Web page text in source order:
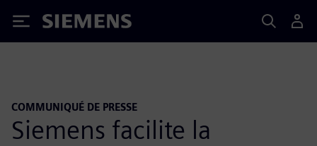
Siemens
COMMUNIQUÉ DE PRESSE
Siemens facilite la